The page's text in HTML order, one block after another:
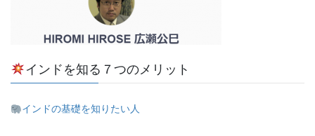
インドを知る７つのメリット
インドの基礎を知りたい人